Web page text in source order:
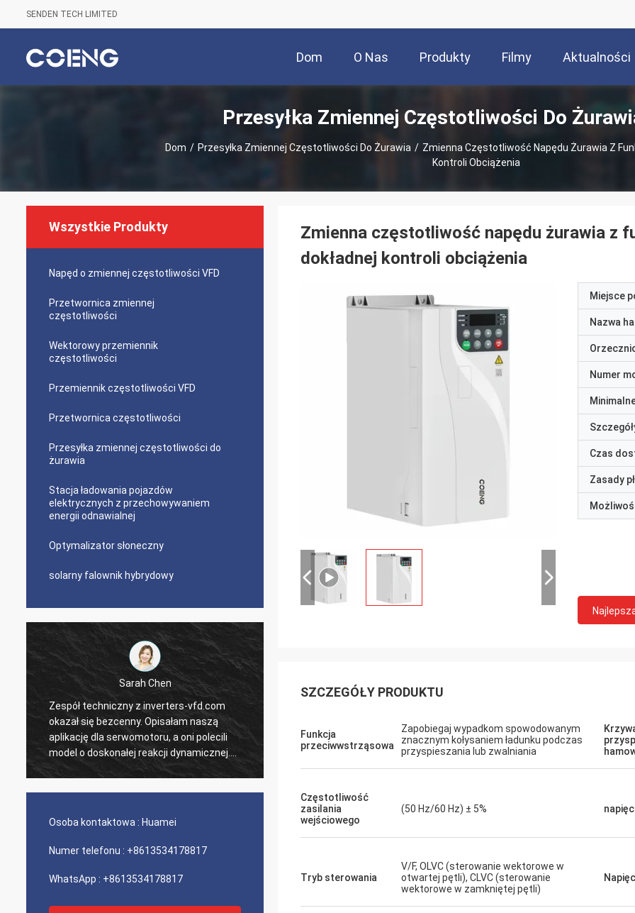
SENDEN TECH LIMITED
Dom O Nas Produkty Filmy Aktualności
Przesyłka Zmiennej Częstotliwości Do
Dom / Przesyłka Zmiennej Częstotliwości Do Żurawia / Zmienna Częstotliwość Napędu Żurawia Z
Kontroli Obciążenia
Wszystkie Produkty
Napęd o zmiennej częstotliwości VFD
Przetwornica zmiennej
częstotliwości
Wektorowy przemiennik
częstotliwości
Przemiennik częstotliwości VFD
Przetwornica częstotliwości
Przesyłka zmiennej częstotliwości do
żurawia
Stacja ładowania pojazdów
elektrycznych z przechowywaniem
energii odnawialnej
Optymalizator słoneczny
solarny falownik hybrydowy
Sarah Chen
Zespół techniczny z inverters-vfd.com
okazał się bezcenny. Opisałam naszą
aplikację dla serwomotoru, a oni polecili
model o doskonałej reakcji dynamicznej.
Instalacja przebiegła bezproblemowo, a
David "Big D" Kowalski
wysłane z zadziwiającą szybkością. Od
czasu ich integracji komunikacja naszego
systemu sterowania jest bardziej
logistyki i solidnej wydajności tych
komponentów. Bezproblemowe
środowiska testowego.
nas jednostka pracuje
utrzymuje stały
kosztów. Wyjątkowy
Osoba kontaktowa : Huamei
Numer telefonu : +8613534178817
WhatsApp : +8613534178817
Zmienna częstotliwość napędu żurawia z
dokładnej kontroli obciążenia
Miejsce
Nazwa
Numer
Czas
Zasady
SZCZEGÓŁY PRODUKTU
Funkcja
przeciwwstrząsowa
Zapobiegaj wypadkom spowodowanym
znacznym kołysaniem ładunku podczas
przyspieszania lub zwalniania
Częstotliwość
zasilania
wejściowego
(50 Hz/60 Hz) ± 5%
Tryb sterowania
V/F, OLVC (sterowanie wektorowe w
otwartej pętli), CLVC (sterowanie
wektorowe w zamkniętej pętli)